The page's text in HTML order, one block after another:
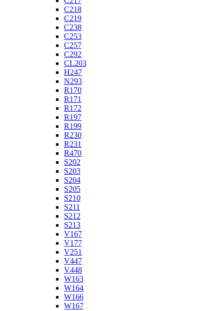
C218
C219
C238
C253
C257
C292
CL203
H247
N293
R170
R171
R172
R197
R199
R230
R231
R470
S202
S203
S204
S205
S210
S211
S212
S213
V167
V177
V251
V447
V448
W163
W164
W166
W167